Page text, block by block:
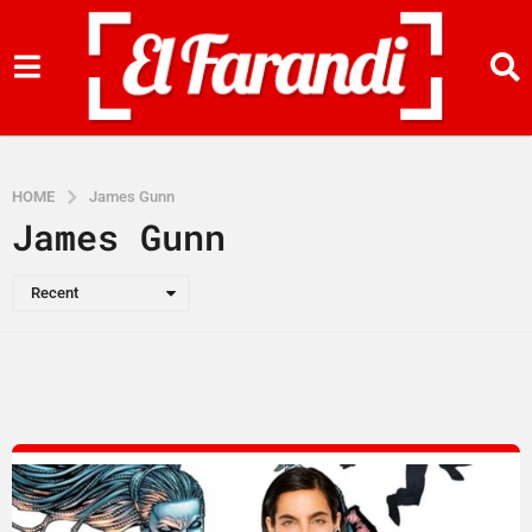
HOME James Gunn
James Gunn
Recent